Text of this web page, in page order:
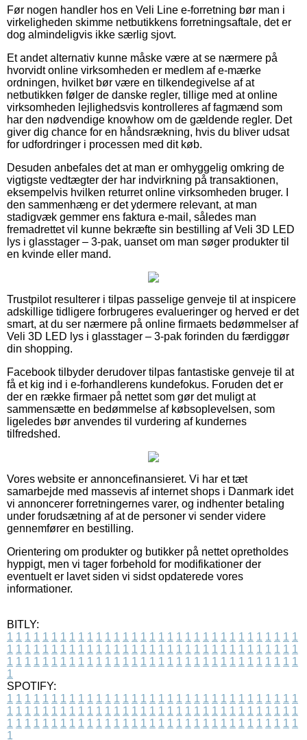
Før nogen handler hos en Veli Line e-forretning bør man i
virkeligheden skimme netbutikkens forretningsaftale, det er
dog almindeligvis ikke særlig sjovt.
Et andet alternativ kunne måske være at se nærmere på
hvorvidt online virksomheden er medlem af e-mærke
ordningen, hvilket bør være en tilkendegivelse af at
netbutikken følger de danske regler, tillige med at online
virksomheden lejlighedsvis kontrolleres af fagmænd som
har den nødvendige knowhow om de gældende regler. Det
giver dig chance for en håndsrækning, hvis du bliver udsat
for udfordringer i processen med dit køb.
Desuden anbefales det at man er omhyggelig omkring de
vigtigste vedtægter der har indvirkning på transaktionen,
eksempelvis hvilken returret online virksomheden bruger. I
den sammenhæng er det ydermere relevant, at man
stadigvæk gemmer ens faktura e-mail, således man
fremadrettet vil kunne bekræfte sin bestilling af Veli 3D LED
lys i glasstager – 3-pak, uanset om man søger produkter til
en kvinde eller mand.
Trustpilot resulterer i tilpas passelige genveje til at inspicere
adskillige tidligere forbrugeres evalueringer og herved er det
smart, at du ser nærmere på online firmaets bedømmelser af
Veli 3D LED lys i glasstager – 3-pak forinden du færdiggør
din shopping.
Facebook tilbyder derudover tilpas fantastiske genveje til at
få et kig ind i e-forhandlerens kundefokus. Foruden det er
der en række firmaer på nettet som gør det muligt at
sammensætte en bedømmelse af købsoplevelsen, som
ligeledes bør anvendes til vurdering af kundernes
tilfredshed.
Vores website er annoncefinansieret. Vi har et tæt
samarbejde med massevis af internet shops i Danmark idet
vi annoncerer forretningernes varer, og indhenter betaling
under forudsætning af at de personer vi sender videre
gennemfører en bestilling.
Orientering om produkter og butikker på nettet opretholdes
hyppigt, men vi tager forbehold for modifikationer der
eventuelt er lavet siden vi sidst opdaterede vores
informationer.
BITLY:
1 1 1 1 1 1 1 1 1 1 1 1 1 1 1 1 1 1 1 1 1 1 1 1 1 1 1 1 1 1 1 1 1
1 1 1 1 1 1 1 1 1 1 1 1 1 1 1 1 1 1 1 1 1 1 1 1 1 1 1 1 1 1 1 1 1
1 1 1 1 1 1 1 1 1 1 1 1 1 1 1 1 1 1 1 1 1 1 1 1 1 1 1 1 1 1 1 1 1
1
SPOTIFY:
1 1 1 1 1 1 1 1 1 1 1 1 1 1 1 1 1 1 1 1 1 1 1 1 1 1 1 1 1 1 1 1 1
1 1 1 1 1 1 1 1 1 1 1 1 1 1 1 1 1 1 1 1 1 1 1 1 1 1 1 1 1 1 1 1 1
1 1 1 1 1 1 1 1 1 1 1 1 1 1 1 1 1 1 1 1 1 1 1 1 1 1 1 1 1 1 1 1 1
1